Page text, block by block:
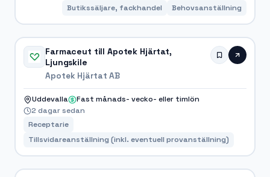
Butikssäljare, fackhandel
Behovsanställning
Farmaceut till Apotek Hjärtat,
Ljungskile
Apotek Hjärtat AB
Uddevalla
Fast månads- vecko- eller timlön
2 dagar sedan
Receptarie
Tillsvidareanställning (inkl. eventuell provanställning)